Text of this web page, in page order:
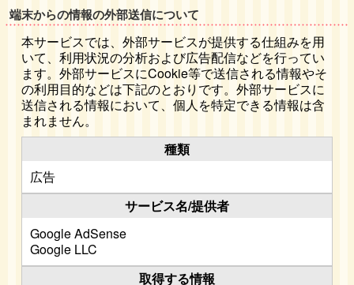
端末からの情報の外部送信について
本サービスでは、外部サービスが提供する仕組みを用
いて、利用状況の分析および広告配信などを行ってい
ます。外部サービスにCookie等で送信される情報やそ
の利用目的などは下記のとおりです。外部サービスに
送信される情報において、個人を特定できる情報は含
まれません。
広告
Google AdSense
Google LLC